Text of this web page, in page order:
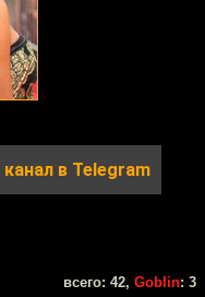
канал в Telegram
всего: 42, Goblin: 3